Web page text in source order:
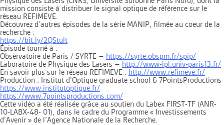
mission consiste à distribuer le signal optique de référence sur le
réseau REFIMEVE.
Découvrez d’autres épisodes de la série MANIP, filmée au coeur de la
recherche :
https://bit.ly/2QStult
Épisode tourné à :
Observatoire de Paris / SYRTE – https://syrte.obspm.fr/spip/
Laboratoire de Physique des Lasers – http://www-lpl.univ-paris13.fr/
En savoir plus sur le réseau REFIMEVE : http://www.refimeve.fr/
Production : Institut d’Optique graduate school & 7PointsProductions
https://www.institutoptique.fr/
https://www.7pointsproductions.com/
Cette vidéo a été réalisée grâce au soutien du Labex FIRST-TF (ANR-
10-LABX-48- 01), dans le cadre du Programme « Investissements
d’Avenir » de l’Agence Nationale de la Recherche.